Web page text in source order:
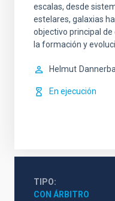
escalas, desde
estelares, galaxias
objectivo principal
la formación y
Helmut
En ejecución
TIPO
CON ÁRBITRO